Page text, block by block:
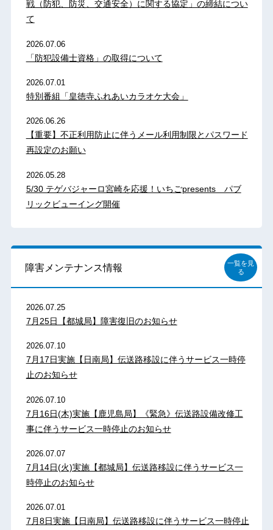
戦（防犯、防災、交通安全）に関する協定」の締結につい
て
2026.07.06
「防犯設備士資格」の取得について
2026.07.01
特別番組「皇徳寺ふれあいカラオケ大会」
2026.06.26
【重要】不正利用防止に伴うメール利用制限とパスワード
再設定のお願い
2026.05.28
5/30 テゲバジャーロ宮崎を応援！いちごpresents パブ
リックビューイング開催
障害メンテナンス情報
一覧を見
る
2026.07.25
7月25日【都城局】障害復旧のお知らせ
2026.07.10
7月17日実施【日南局】伝送路移設に伴うサービス一時停
止のお知らせ
2026.07.10
7月16日(木)実施【鹿児島局】《緊急》伝送路設備改修工
事に伴うサービス一時停止のお知らせ
2026.07.07
7月14日(火)実施【都城局】伝送路移設に伴うサービス一
時停止のお知らせ
2026.07.01
7月8日実施【日南局】伝送路移設に伴うサービス一時停止